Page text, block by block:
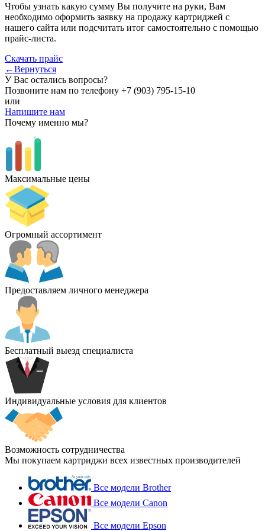
Чтобы узнать какую сумму Вы получите на руки, Вам
необходимо оформить заявку на продажу картриджей с
нашего сайта или подсчитать итог самостоятельно с помощью
прайс-листа.
Скачать прайс
←Вернуться
У Вас остались вопросы?
Позвоните нам по телефону +7 (903) 795-15-10
или
Напишите нам
Почему именно мы?
Максимальные цены
Огромный ассортимент
Предоставляем личного менеджера
Бесплатный выезд специалиста
Индивидуальные условия для клиентов
Возможность сотрудничества
Мы покупаем картриджи всех известных производителей
Все модели Brother
Все модели Canon
Все модели Epson